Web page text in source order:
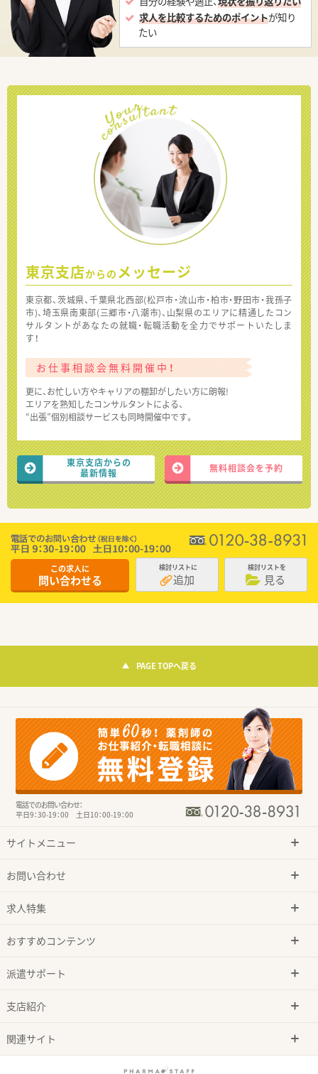
求人を比較するためのポイントが知り
たい
東京支店からの メッセージ
東京都、茨城県、千葉県北西部(松戸市・流山市・柏市・野田市・我孫子
市)、埼玉県南東部(三郷市・八潮市)、山梨県のエリアに精通したコン
サルタントがあなたの就職・転職活動を全力でサポートいたしま
す！
お仕事相談会無料開催中！
更に、お忙しい方やキャリアの棚卸がしたい方に朗報!
エリアを熟知したコンサルタントによる、
“出張”個別相談サービスも同時開催中です。
東京支店からの
最新情報
無料相談会を予約
この求人に
問い合わせる
検討リストに
追加
検討リストを
見る
PAGE TOPへ戻る
電話でのお問い合わせ：
平日9：30-19：00 土日10：00-19：00
サイトメニュー
お問い合わせ
求人特集
おすすめコンテンツ
派遣サポート
支店紹介
関連サイト